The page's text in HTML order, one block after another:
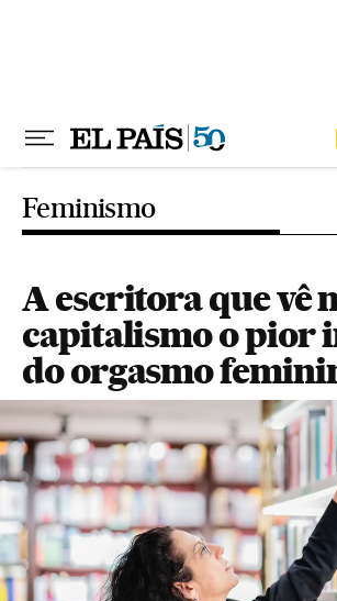
Feminismo
A escritora que vê
capitalismo o pior
do orgasmo